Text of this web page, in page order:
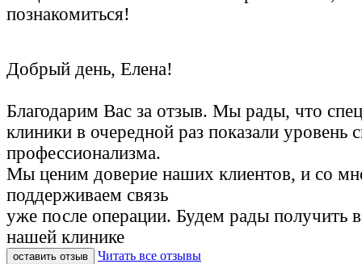
познакомиться!
Добрый день, Елена!
Благодарим Вас за отзыв. Мы рады, что
клиники в очередной раз показали уровень
профессионализма.
Мы ценим доверие наших клиентов, и со
поддерживаем связь
уже после операции. Будем рады получить
нашей клинике
оставить отзыв Читать все отзывы